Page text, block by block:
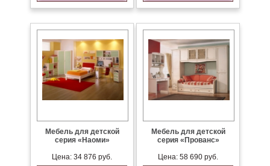
Мебель для детской
серия «Наоми»
Цена: 34 876 руб.
Мебель для детской
серия «Прованс»
Цена: 58 690 руб.